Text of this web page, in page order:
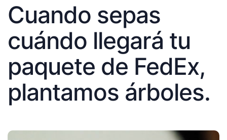
Cuando sepas
cuándo llegará tu
paquete de FedEx,
plantamos árboles.